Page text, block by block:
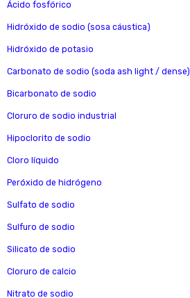
Ácido fosfórico
Hidróxido de sodio (sosa cáustica)
Hidróxido de potasio
Carbonato de sodio (soda ash light / dense)
Bicarbonato de sodio
Cloruro de sodio industrial
Hipoclorito de sodio
Cloro líquido
Peróxido de hidrógeno
Sulfato de sodio
Sulfuro de sodio
Silicato de sodio
Cloruro de calcio
Nitrato de sodio